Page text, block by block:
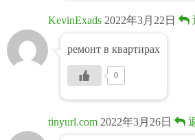
KevinExads 2022年3月22日
ремонт в квартирах
0
tinyurl.com 2022年3月26日